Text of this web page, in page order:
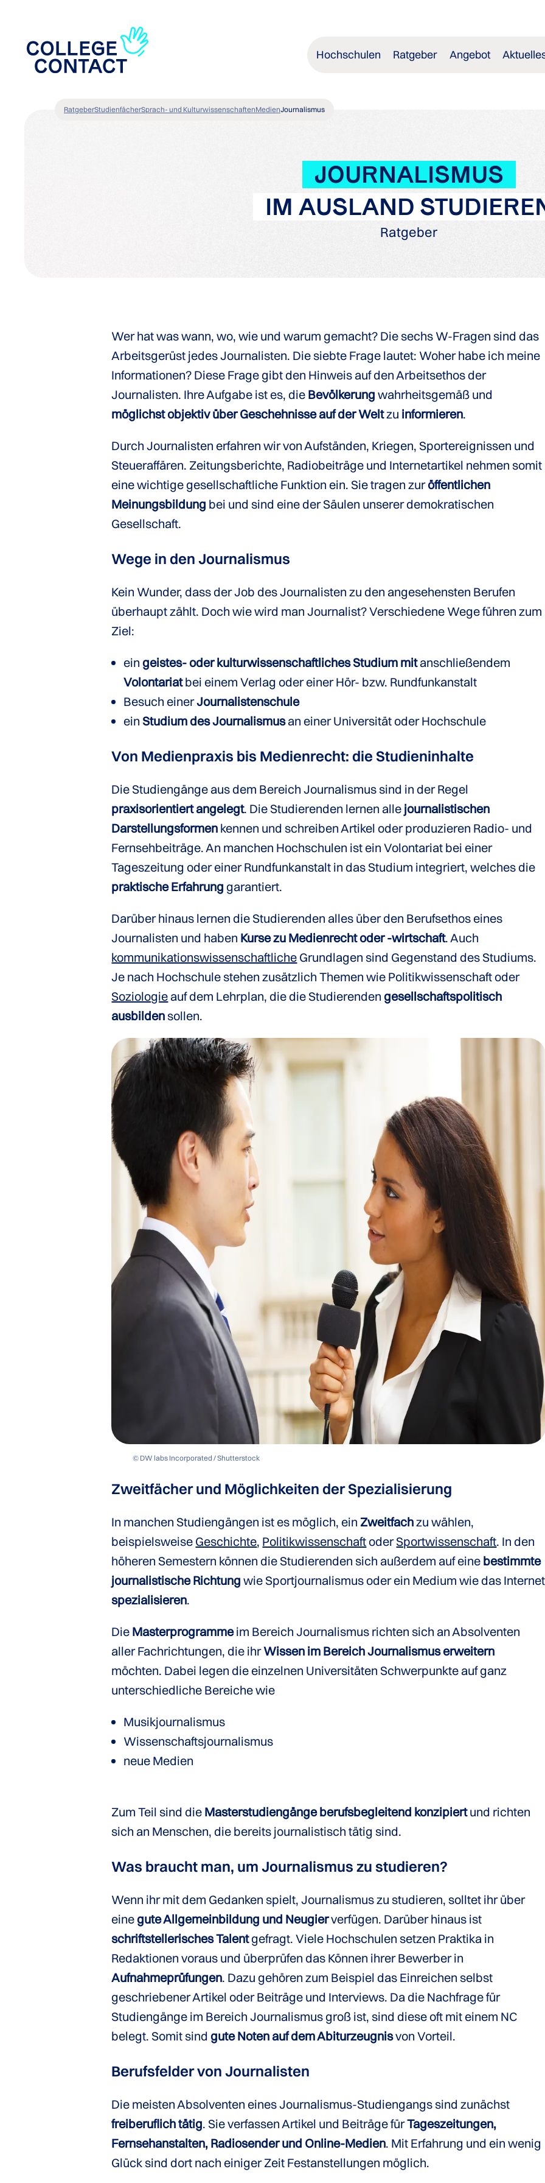
Hochschulen Ratgeber Angebot
RatgeberStudienfächerSprach- und KulturwissenschaftenMedienJournalismus
JOURNALISMUS
IM AUSLAND
Ratgeber
Wer hat was wann, wo, wie und warum gemacht? Die sechs W-Fragen sind das
Arbeitsgerüst jedes Journalisten. Die siebte Frage lautet: Woher habe ich meine
Informationen? Diese Frage gibt den Hinweis auf den Arbeitsethos der
Journalisten. Ihre Aufgabe ist es, die Bevölkerung wahrheitsgemäß und
möglichst objektiv über Geschehnisse auf der Weltzu informieren.
Durch Journalisten erfahren wir von Aufständen, Kriegen, Sportereignissen und
Steueraffären. Zeitungsberichte, Radiobeiträge und Internetartikel nehmen somit
eine wichtige gesellschaftliche Funktion ein. Sie tragen zuröffentlichen
Meinungsbildung bei und sind eine der Säulen unserer demokratischen
Gesellschaft.
Wege in den Journalismus
Kein Wunder, dass der Job des Journalisten zu den angesehensten Berufen
überhaupt zählt. Doch wie wird man Journalist? Verschiedene Wege führen zum
Ziel:
eingeistes- oder kulturwissenschaftliches Studium mitanschließendem
Volontariatbei einem Verlag oder einer Hör- bzw. Rundfunkanstalt
Besuch einerJournalistenschule
einStudium des Journalismusan einer Universität oder Hochschule
Von Medienpraxis bis Medienrecht: die Studieninhalte
Die Studiengänge aus dem Bereich Journalismus sind in der Regel
praxisorientiert angelegt. Die Studierenden lernen alle journalistischen
Darstellungsformen kennen und schreiben Artikel oder produzieren Radio- und
Fernsehbeiträge. An manchen Hochschulen ist ein Volontariat bei einer
Tageszeitung oder einer Rundfunkanstalt in das Studium integriert, welches die
praktische Erfahrung garantiert.
Darüber hinaus lernen die Studierenden alles über den Berufsethos eines
Journalisten und haben Kurse zu Medienrecht oder -wirtschaft. Auch
kommunikationswissenschaftliche Grundlagen sind Gegenstand des Studiums.
Je nach Hochschule stehen zusätzlich Themen wie Politikwissenschaft oder
Soziologie auf dem Lehrplan, die die Studierendengesellschaftspolitisch
ausbildensollen.
© DW labs Incorporated / Shutterstock
Zweitfächer und Möglichkeiten der Spezialisierung
In manchen Studiengängen ist es möglich, ein Zweitfachzu wählen,
beispielsweise Geschichte, PolitikwissenschaftoderSportwissenschaft. In den
höheren Semestern können die Studierenden sich außerdem auf eine bestimmte
journalistische Richtung wie Sportjournalismus oder ein Medium wie das Internet
spezialisieren.
Die Masterprogrammeim Bereich Journalismus richten sich an Absolventen
aller Fachrichtungen, die ihrWissen im Bereich Journalismus erweitern
möchten. Dabei legen die einzelnen Universitäten Schwerpunkte auf ganz
unterschiedliche Bereiche wie
Musikjournalismus
Wissenschaftsjournalismus
neue Medien
Zum Teil sind die Masterstudiengänge berufsbegleitend konzipiertund richten
sich an Menschen, die bereits journalistisch tätig sind.
Was braucht man, um Journalismus zu studieren?
Wenn ihr mit dem Gedanken spielt, Journalismus zu studieren, solltet ihr über
einegute Allgemeinbildung und Neugierverfügen. Darüber hinaus ist
schriftstellerisches Talentgefragt. Viele Hochschulen setzen Praktika in
Redaktionen voraus und überprüfen das Können ihrer Bewerber in
Aufnahmeprüfungen. Dazu gehören zum Beispiel das Einreichen selbst
geschriebener Artikel oder Beiträge und Interviews. Da die Nachfrage für
Studiengänge im Bereich Journalismus groß ist, sind diese oft mit einem NC
belegt. Somit sindgute Noten auf dem Abiturzeugnisvon Vorteil.
Berufsfelder von Journalisten
Die meisten Absolventen eines Journalismus-Studiengangs sind zunächst
freiberuflich tätig. Sie verfassen Artikel und Beiträge fürTageszeitungen,
Fernsehanstalten, Radiosender und Online-Medien. Mit Erfahrung und ein wenig
Glück sind dort nach einiger Zeit Festanstellungen möglich.